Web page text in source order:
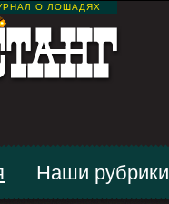
О ЛОШАДЯХ
Наши рубрики